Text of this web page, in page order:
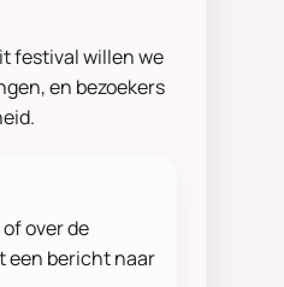
festival willen we
en bezoekers
over de
een bericht naar